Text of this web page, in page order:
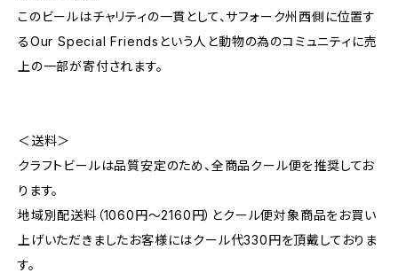
このビールはチャリティの一貫として、サフォーク州西側に位置す
るOur Special Friendsという人と動物の為のコミュニティに売
上の一部が寄付されます。
＜送料＞
クラフトビールは品質安定のため、全商品クール便を推奨してお
ります。
地域別配送料（1060円～2160円）とクール便対象商品をお買い
上げいただきましたお客様にはクール代330円を頂戴しておりま
す。